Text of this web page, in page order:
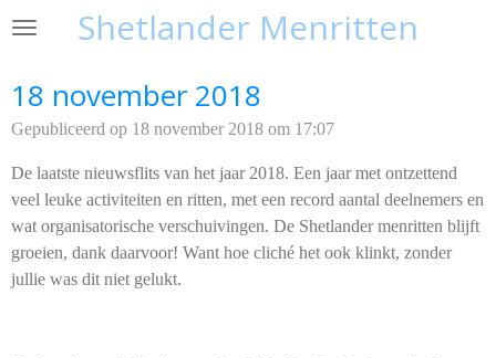
Ga
de
hoofdinhoud
Shetlander Menritten
18 november 2018
Gepubliceerd op 18 november 2018 om 17:07
De laatste nieuwsflits van het jaar 2018. Een jaar met ontzettend
veel leuke activiteiten en ritten, met een record aantal deelnemers en
wat organisatorische verschuivingen. De Shetlander menritten blijft
groeien, dank daarvoor! Want hoe cliché het ook klinkt, zonder
jullie was dit niet gelukt.